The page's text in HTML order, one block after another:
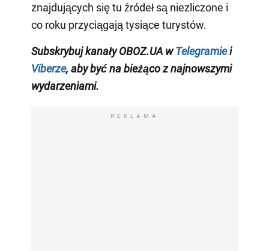
znajdujących się tu źródeł są niezliczone i
co roku przyciągają tysiące turystów.
Subskrybuj kanały OBOZ.UA wTelegramiei
Viberze, aby być na bieżąco z najnowszymi
wydarzeniami.
REKLAMA